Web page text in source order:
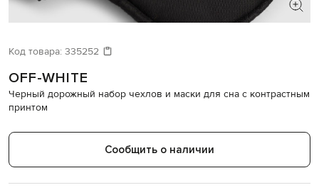
Код товара: 335252
OFF-WHITE
Черный дорожный набор чехлов и маски для сна с контрастным
принтом
Сообщить о наличии